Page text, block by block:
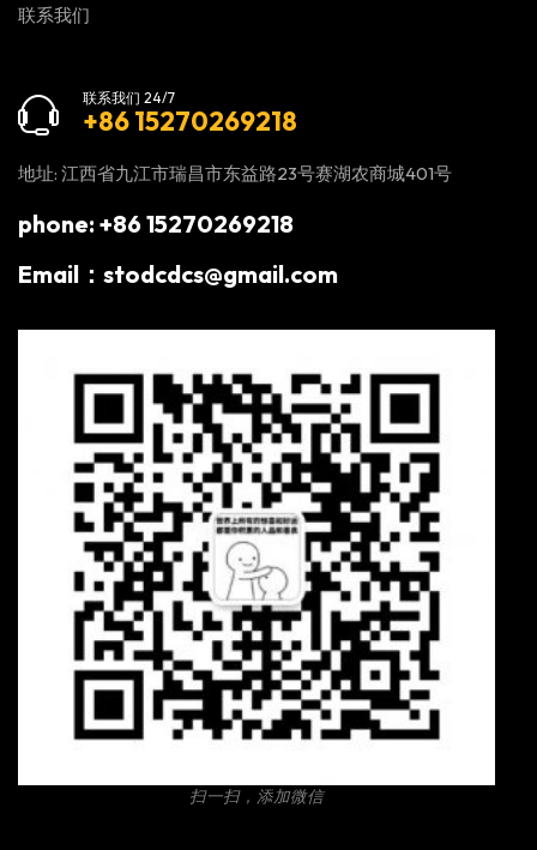
联系我们
联系我们 24/7
+86 15270269218
地址: 江西省九江市瑞昌市东益路23号赛湖农商城401号
phone: +86 15270269218
Email：stodcdcs@gmail.com
扫一扫，添加微信